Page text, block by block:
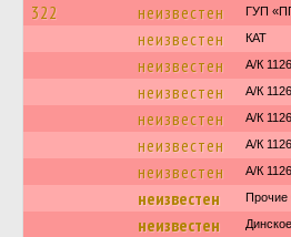
322 неизвестен ГУП
неизвестен КАТ
неизвестен А/К 1126
неизвестен А/К 1126
неизвестен А/К 1126
неизвестен А/К 1126
неизвестен А/К 1126
неизвестен Прочие
неизвестен